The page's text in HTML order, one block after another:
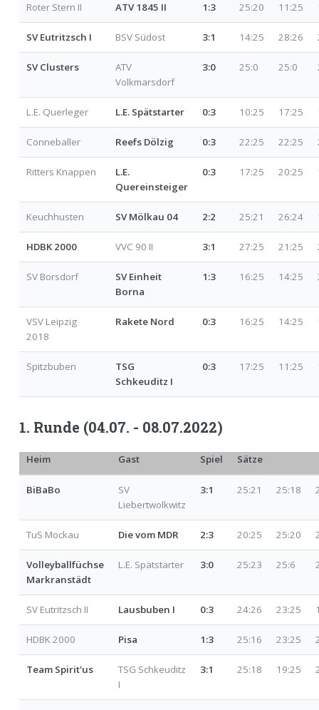
Roter Stern II ATV 1845 II 1:3 25:20 11:25
SV Eutritzsch I BSV Südost 3:1 14:25 28:26
SV Clusters
ATV
Volkmarsdorf
3:0 25:0 25:0
L.E. Querleger L.E. Spätstarter 0:3 10:25 17:25
Conneballer Reefs Dölzig 0:3 22:25 22:25
Ritters Knappen
L.E.
Quereinsteiger
0:3 17:25 20:25
Keuchhusten SV Mölkau 04 2:2 25:21 26:24
HDBK 2000 VVC 90 II 3:1 27:25 21:25
SV Borsdorf
SV Einheit
Borna
1:3 16:25 14:25
VSV Leipzig
2018
Rakete Nord 0:3 16:25 14:25
Spitzbuben
TSG
Schkeuditz I
0:3 17:25 11:25
1. Runde (04.07. - 08.07.2022)
Heim Gast Spiel Sätze
BiBaBo
SV
Liebertwolkwitz
3:1 25:21 25:18
TuS Mockau Die vom MDR 2:3 20:25 25:20
Volleyballfüchse
Markranstädt
L.E. Spätstarter 3:0 25:23 25:6
SV Eutritzsch II Lausbuben I 0:3 24:26 23:25
HDBK 2000 Pisa 1:3 25:16 23:25
Team Spirit'us
TSG Schkeuditz
I
3:1 25:18 19:25